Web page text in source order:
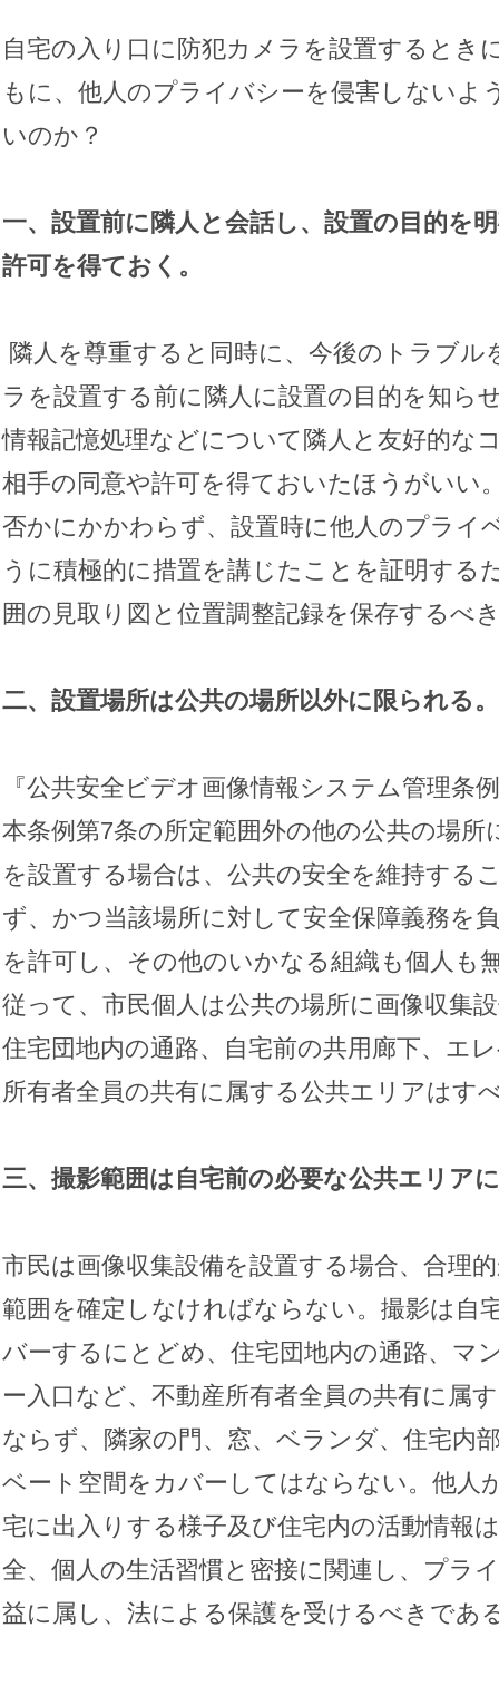
自宅の入り口に防犯カメラを設置するとき
もに、他人のプライバシーを侵害しないよ
いのか？
一、設置前に隣人と会話し、設置の目的を
許可を得ておく。
隣人を尊重すると同時に、今後のトラブ
ラを設置する前に隣人に設置の目的を知ら
情報記憶処理などについて隣人と友好的な
相手の同意や許可を得ておいたほうがいい
否かにかかわらず、設置時に他人のプライ
うに積極的に措置を講じたことを証明する
囲の見取り図と位置調整記録を保存するべ
二、設置場所は公共の場所以外に限られる。
『公共安全ビデオ画像情報システム管理条
本条例第7条の所定範囲外の他の公共の場所
を設置する場合は、公共の安全を維持する
ず、かつ当該場所に対して安全保障義務を
を許可し、その他のいかなる組織も個人も
従って、市民個人は公共の場所に画像収集
住宅団地内の通路、自宅前の共用廊下、エ
所有者全員の共有に属する公共エリアはす
三、撮影範囲は自宅前の必要な公共エリア
市民は画像収集設備を設置する場合、合理
範囲を確定しなければならない。撮影は自
バーするにとどめ、住宅団地内の通路、マ
ー入口など、不動産所有者全員の共有に属
ならず、隣家の門、窓、ベランダ、住宅内
ベート空間をカバーしてはならない。他人
宅に出入りする様子及び住宅内の活動情報
全、個人の生活習慣と密接に関連し、プラ
益に属し、法による保護を受けるべきであ